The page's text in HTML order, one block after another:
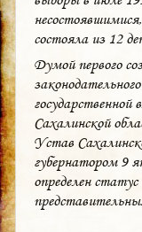
состояла из 12
Думой первого
государственной
Сахалинской
Устав
губернатором 9
определен